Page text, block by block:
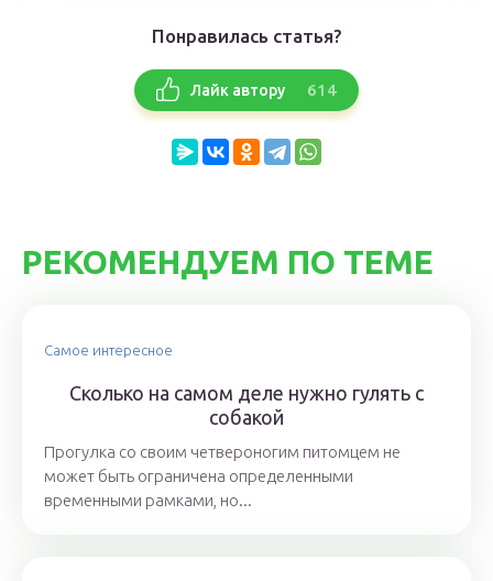
Понравилась статья?
Лайк автору 614
РЕКОМЕНДУЕМ ПО ТЕМЕ
Самое интересное
Сколько на самом деле нужно гулять с
собакой
Прогулка со своим четвероногим питомцем не
может быть ограничена определенными
временными рамками, но...